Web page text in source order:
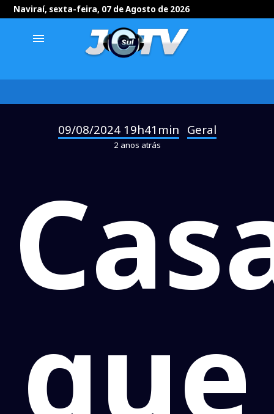
Naviraí, sexta-feira, 07 de Agosto de 2026
menu
09/08/2024 19h41min Geral
2 anos atrás
que